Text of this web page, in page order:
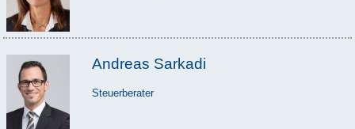
Andreas Sarkadi
Steuerberater